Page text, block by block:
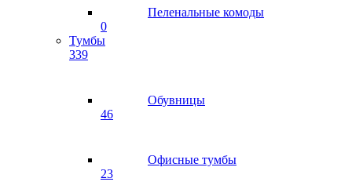
Пеленальные комоды
0
Тумбы
339
Обувницы
46
Офисные тумбы
23